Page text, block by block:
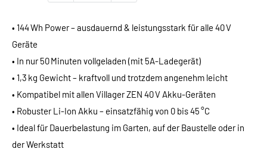
• 144 Wh Power – ausdauernd & leistungsstark für alle 40 V
Geräte
• In nur 50 Minuten vollgeladen (mit 5A-Ladegerät)
• 1,3 kg Gewicht – kraftvoll und trotzdem angenehm leicht
• Kompatibel mit allen Villager ZEN 40 V Akku-Geräten
• Robuster Li-Ion Akku – einsatzfähig von 0 bis 45 °C
• Ideal für Dauerbelastung im Garten, auf der Baustelle oder in
der Werkstatt